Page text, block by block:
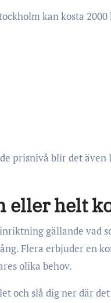
kan kosta
prisnivå blir det
eller helt
gällande vad
Flera erbjuder en
olika behov.
och slå dig ner där